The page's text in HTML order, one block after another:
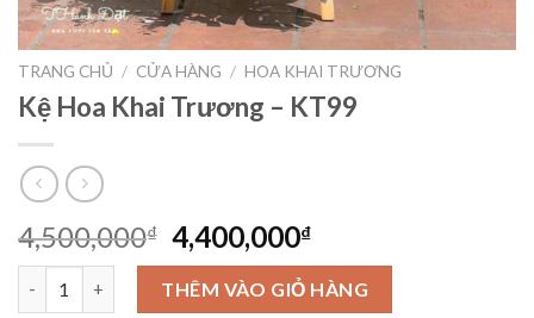
TRANG CHỦ / CỬA HÀNG / HOA KHAI TRƯƠNG
Kệ Hoa Khai Trương – KT99
4,500,000₫ Giá
gốc
là:
4,400,000₫Giá
hiện
tại
Kệ Hoa Khai Trương - KT99 số lượng
THÊM VÀO GIỎ HÀNG